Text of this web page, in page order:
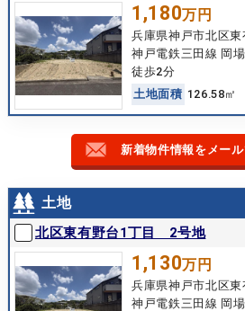
1,180万円
兵庫県神戸市北区東
神戸電鉄三田線 岡
徒歩2分
土地面積 126.58㎡
新着物件情報をメー
土地
北区東有野台1丁目 2号地
1,130万円
兵庫県神戸市北区東
神戸電鉄三田線 岡